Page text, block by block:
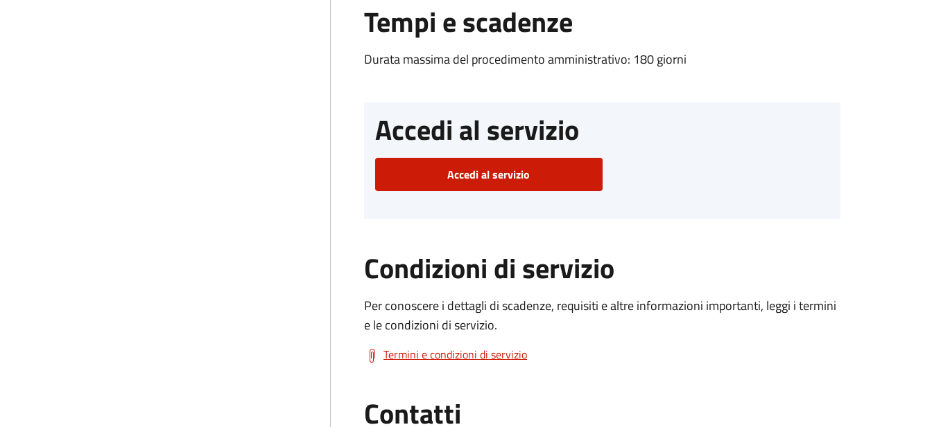
Tempi e scadenze
Durata massima del procedimento amministrativo: 180 giorni
Accedi al servizio
Accedi al servizio
Condizioni di servizio
Per conoscere i dettagli di scadenze, requisiti e altre informazioni importanti, leggi i termini
e le condizioni di servizio.
Termini e condizioni di servizio
Contatti